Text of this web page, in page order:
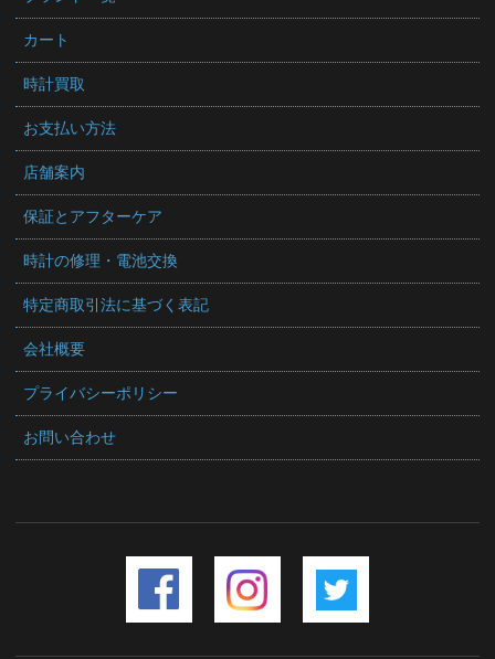
カート
時計買取
お支払い方法
店舗案内
保証とアフターケア
時計の修理・電池交換
特定商取引法に基づく表記
会社概要
プライバシーポリシー
お問い合わせ